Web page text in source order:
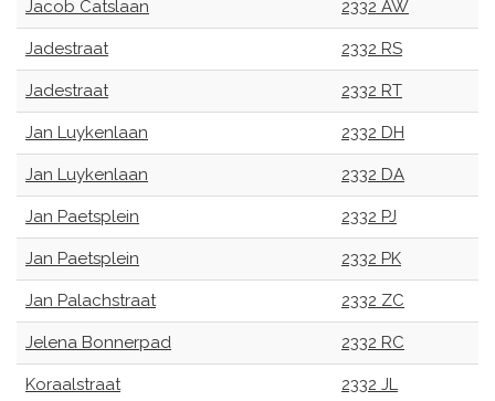
Jacob Catslaan 2332 AW
Jadestraat 2332 RS
Jadestraat 2332 RT
Jan Luykenlaan 2332 DH
Jan Luykenlaan 2332 DA
Jan Paetsplein 2332 PJ
Jan Paetsplein 2332 PK
Jan Palachstraat 2332 ZC
Jelena Bonnerpad 2332 RC
Koraalstraat 2332 JL